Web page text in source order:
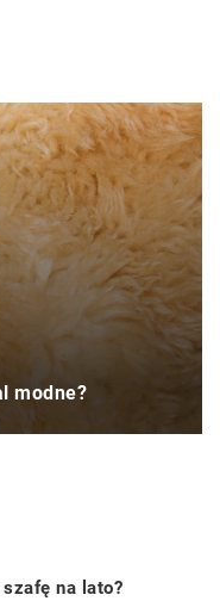
modne?
na lato?